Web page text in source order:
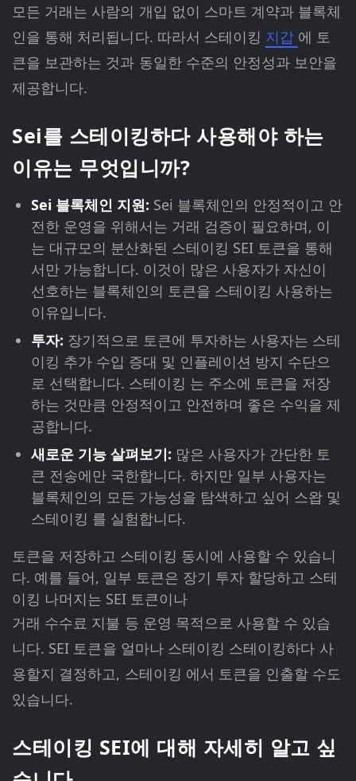
모든 거래는 사람의 개입 없이 스마트 계약과 블록체
인을 통해 처리됩니다. 따라서 스테이킹 지갑 에 토
큰을 보관하는 것과 동일한 수준의 안정성과 보안을
제공합니다.
Sei를 스테이킹하다 사용해야 하는
이유는 무엇입니까?
Sei 블록체인 지원: Sei 블록체인의 안정적이고 안
전한 운영을 위해서는 거래 검증이 필요하며, 이
는 대규모의 분산화된 스테이킹 SEI 토큰을 통해
서만 가능합니다. 이것이 많은 사용자가 자신이
선호하는 블록체인의 토큰을 스테이킹 사용하는
이유입니다.
투자: 장기적으로 토큰에 투자하는 사용자는 스테
이킹 추가 수입 증대 및 인플레이션 방지 수단으
로 선택합니다. 스테이킹 는 주소에 토큰을 저장
하는 것만큼 안정적이고 안전하며 좋은 수익을 제
공합니다.
새로운 기능 살펴보기: 많은 사용자가 간단한 토
큰 전송에만 국한합니다. 하지만 일부 사용자는
블록체인의 모든 가능성을 탐색하고 싶어 스왑 및
스테이킹 를 실험합니다.
토큰을 저장하고 스테이킹 동시에 사용할 수 있습니
다. 예를 들어, 일부 토큰은 장기 투자 할당하고 스테
이킹 나머지는 SEI 토큰이나
거래 수수료 지불 등 운영 목적으로 사용할 수 있습
니다. SEI 토큰을 얼마나 스테이킹 스테이킹하다 사
용할지 결정하고, 스테이킹 에서 토큰을 인출할 수도
있습니다.
스테이킹 SEI에 대해 자세히 알고 싶